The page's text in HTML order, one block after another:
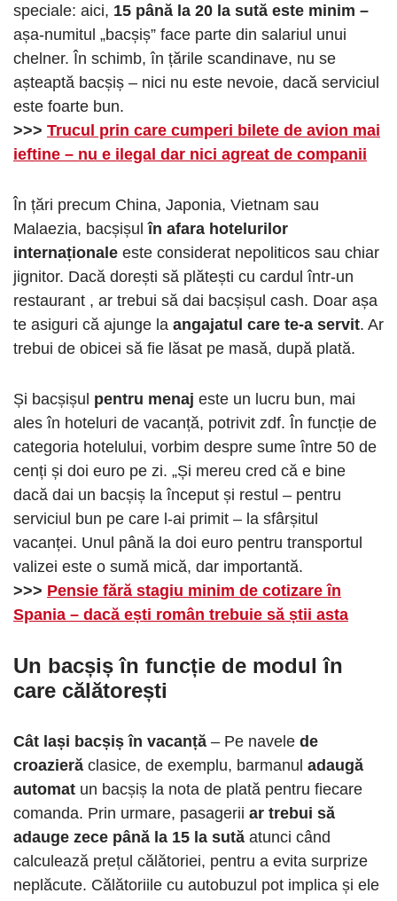
speciale: aici, 15 până la 20 la sută este minim –
așa-numitul „bacșiș” face parte din salariul unui
chelner. În schimb, în ​​țările scandinave, nu se
așteaptă bacșiș – nici nu este nevoie, dacă serviciul
este foarte bun.
>>> Trucul prin care cumperi bilete de avion mai
ieftine – nu e ilegal dar nici agreat de companii
În țări precum China, Japonia, Vietnam sau
Malaezia, bacșișulîn afara hotelurilor
internaționale este considerat nepoliticos sau chiar
jignitor. Dacă dorești să plătești cu cardul într-un
restaurant , ar trebui să dai bacșișul cash. Doar așa
te asiguri că ajunge la angajatul care te-a servit. Ar
trebui de obicei să fie lăsat pe masă, după plată.
Și bacșișul pentru menaj este un lucru bun, mai
ales în hoteluri de vacanță, potrivit zdf. În funcție de
categoria hotelului, vorbim despre sume între 50 de
cenți și doi euro pe zi. „Și mereu cred că e bine
dacă dai un bacșiș la început și restul – pentru
serviciul bun pe care l-ai primit – la sfârșitul
vacanței. Unul până la doi euro pentru transportul
valizei este o sumă mică, dar importantă.
>>> Pensie fără stagiu minim de cotizare în
Spania – dacă ești român trebuie să știi asta
Un bacșiș în funcție de modul în
care călătorești
Cât lași bacșiș în vacanță – Pe navele de
croazieră clasice, de exemplu, barmanul adaugă
automat un bacșiș la nota de plată pentru fiecare
comanda. Prin urmare, pasagerii ar trebui să
adauge zece până la 15 la sută atunci când
calculează prețul călătoriei, pentru a evita surprize
neplăcute. Călătoriile cu autobuzul pot implica și ele